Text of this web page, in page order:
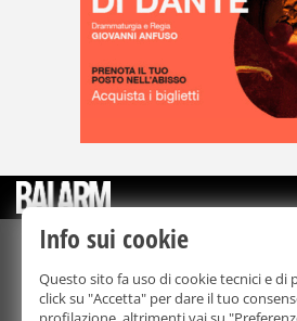
©Copyright 2003-
Bmedia Srl- P.IVA
La riproduzione totale o parziale di tutti
forma, su qualsiasi
Info sui cookie
Questo sito fa uso di cookie tecnici e di
click su "Accetta" per dare il tuo